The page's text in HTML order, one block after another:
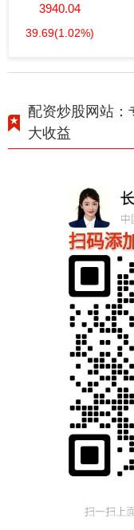
3940.04
39.69(1.02%)
配资炒股网站：
大收益